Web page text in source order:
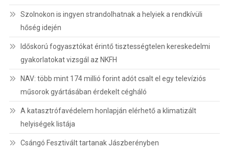
Szolnokon is ingyen strandolhatnak a helyiek a rendkívüli
hőség idején
Időskorú fogyasztókat érintő tisztességtelen kereskedelmi
gyakorlatokat vizsgál az NKFH
NAV: több mint 174 millió forint adót csalt el egy televíziós
műsorok gyártásában érdekelt cégháló
A katasztrófavédelem honlapján elérhető a klimatizált
helyiségek listája
Csángó Fesztivált tartanak Jászberényben